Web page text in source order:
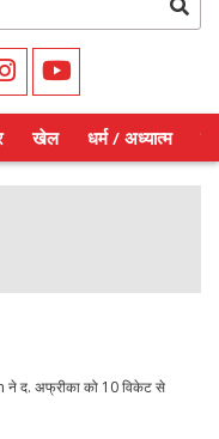
खेल धर्म / अध्यात्म
द. अफ्रीका को 10 विकेट से